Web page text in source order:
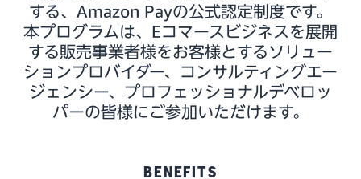
する、Amazon Payの公式認定制度です。
本プログラムは、Eコマースビジネスを展開
する販売事業者様をお客様とするソリュー
ションプロバイダー、コンサルティングエー
ジェンシー、プロフェッショナルデベロッ
パーの皆様にご参加いただけます。
BENEFITS